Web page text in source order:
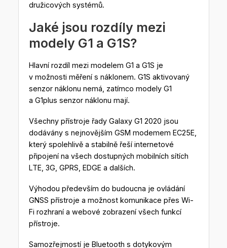
družicových systémů.
Jaké jsou rozdíly mezi
modely G1 a G1S?
Hlavní rozdíl mezi modelem G1 a G1S je
v možnosti měření s náklonem. G1S aktivovaný
senzor náklonu nemá, zatímco modely G1
a G1plus senzor náklonu mají.
Všechny přístroje řady Galaxy G1 2020 jsou
dodávány s nejnovějším GSM modemem EC25E,
který spolehlivě a stabilně řeší internetové
připojení na všech dostupných mobilních sítích
LTE, 3G, GPRS, EDGE a dalších.
Výhodou především do budoucna je ovládání
GNSS přístroje a možnost komunikace přes Wi-
Fi rozhraní a webové zobrazení všech funkcí
přístroje.
Samozřejmostí je Bluetooth s dotykovým